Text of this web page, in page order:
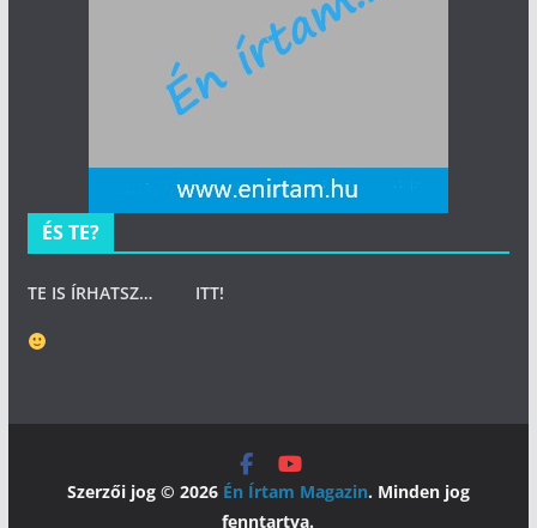
ÉS TE?
TE IS ÍRHATSZ… ITT!
Szerzői jog © 2026 Én Írtam Magazin. Minden jog
fenntartva.